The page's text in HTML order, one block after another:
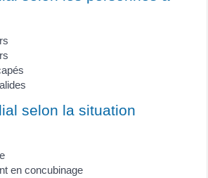
selon la situation
en concubinage